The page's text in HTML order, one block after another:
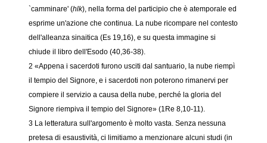
`camminare' (hlk), nella forma del participio che è atemporale ed
esprime un'azione che continua. La nube ricompare nel contesto
dell'alleanza sinaitica (Es 19,16), e su questa immagine si
chiude il libro dell'Esodo (40,36-38).
2 «Appena i sacerdoti furono usciti dal santuario, la nube riempì
il tempio del Signore, e i sacerdoti non poterono rimanervi per
compiere il servizio a causa della nube, perché la gloria del
Signore riempiva il tempio del Signore» (1Re 8,10-11).
3 La letteratura sull'argomento è molto vasta. Senza nessuna
pretesa di esaustività, ci limitiamo a menzionare alcuni studi (in